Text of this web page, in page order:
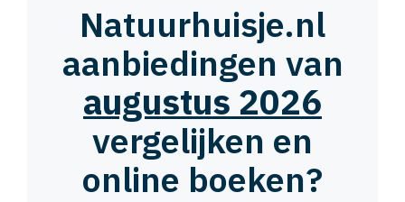
Natuurhuisje.nl
aanbiedingen van
augustus 2026
vergelijken en
online boeken?